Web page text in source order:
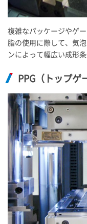
複雑なパッケージやゲ
脂の使用に際して、気
ンによって幅広い成形
PPG（トップゲ